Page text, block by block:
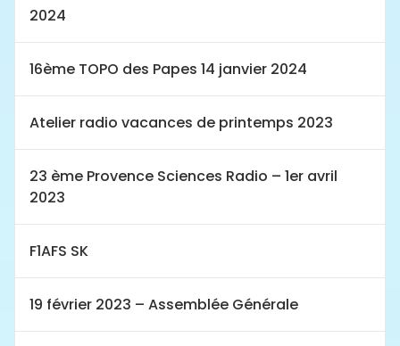
2024
16ème TOPO des Papes 14 janvier 2024
Atelier radio vacances de printemps 2023
23 ème Provence Sciences Radio – 1er avril
2023
F1AFS SK
19 février 2023 – Assemblée Générale